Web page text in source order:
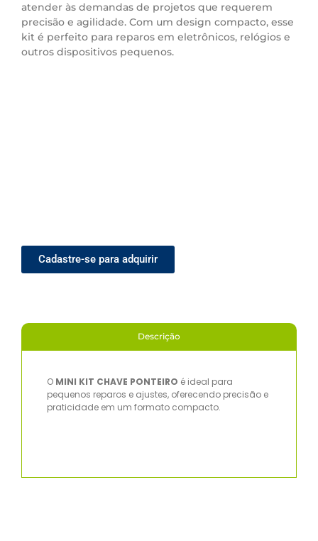
atender às demandas de projetos que requerem
precisão e agilidade. Com um design compacto, esse
kit é perfeito para reparos em eletrônicos, relógios e
outros dispositivos pequenos.
Cadastre-se para adquirir
Descrição
O MINI KIT CHAVE PONTEIRO é ideal para
pequenos reparos e ajustes, oferecendo precisão e
praticidade em um formato compacto.